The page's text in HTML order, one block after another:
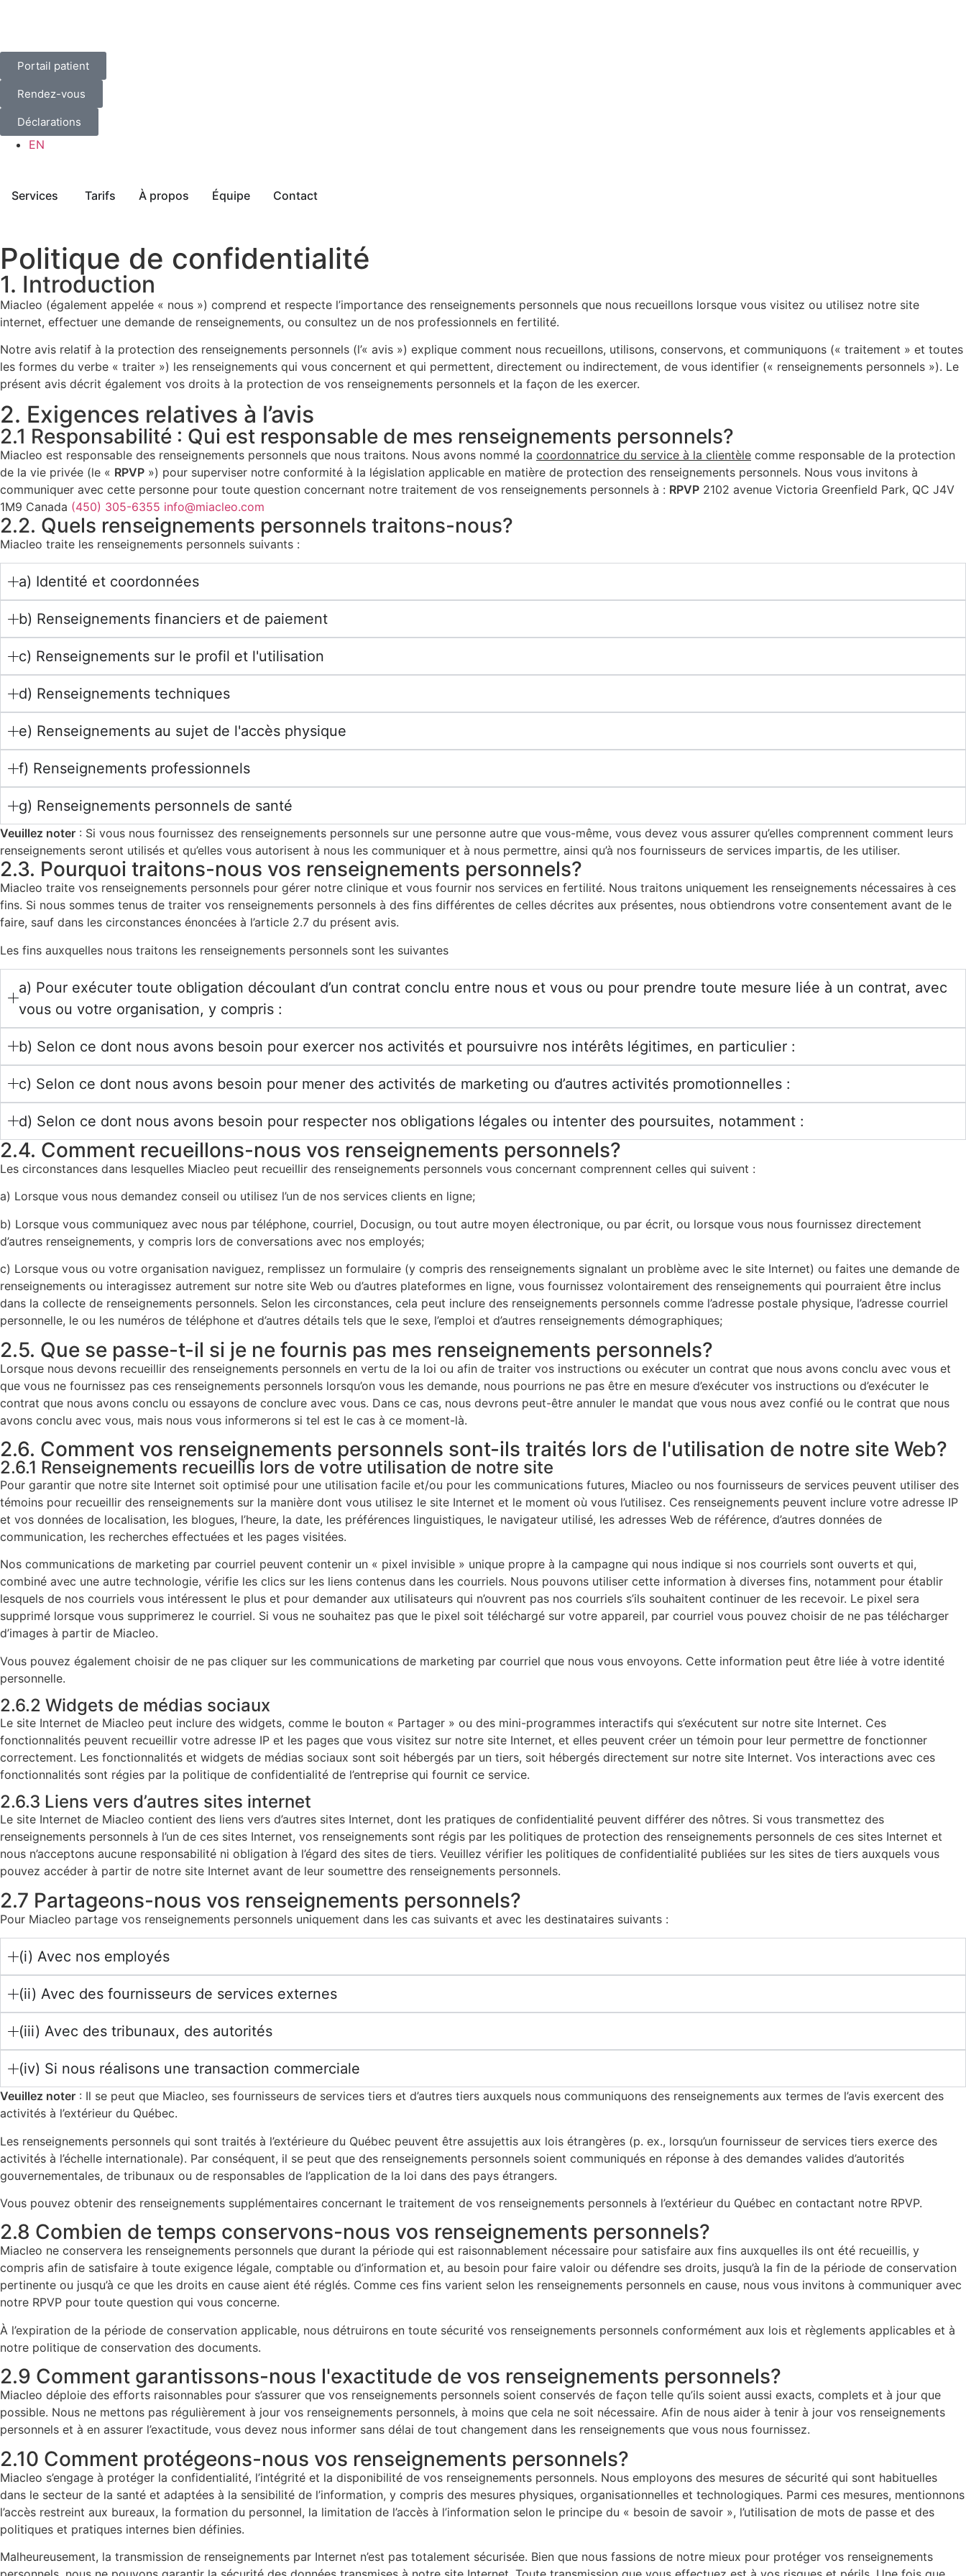
Portail patient
Rendez-vous
Déclarations
EN
Services Tarifs À propos Équipe Contact
Politique de confidentialité
1. Introduction
Miacleo (également appelée « nous ») comprend et respecte l’importance des renseignements personnels que nous recueillons lorsque vous visitez ou utilisez notre site
internet, effectuer une demande de renseignements, ou consultez un de nos professionnels en fertilité.
Notre avis relatif à la protection des renseignements personnels (l’« avis ») explique comment nous recueillons, utilisons, conservons, et communiquons (« traitement » et toutes
les formes du verbe « traiter ») les renseignements qui vous concernent et qui permettent, directement ou indirectement, de vous identifier (« renseignements personnels »). Le
présent avis décrit également vos droits à la protection de vos renseignements personnels et la façon de les exercer.
2. Exigences relatives à l’avis
2.1 Responsabilité : Qui est responsable de mes renseignements personnels?
Miacleo est responsable des renseignements personnels que nous traitons. Nous avons nommé la coordonnatrice du service à la clientèle comme responsable de la protection
de la vie privée (le « RPVP ») pour superviser notre conformité à la législation applicable en matière de protection des renseignements personnels. Nous vous invitons à
communiquer avec cette personne pour toute question concernant notre traitement de vos renseignements personnels à : RPVP 2102 avenue Victoria Greenfield Park, QC J4V
1M9 Canada (450) 305-6355 info@miacleo.com
2.2. Quels renseignements personnels traitons-nous?
Miacleo traite les renseignements personnels suivants :
a) Identité et coordonnées
b) Renseignements financiers et de paiement
c) Renseignements sur le profil et l'utilisation
d) Renseignements techniques
e) Renseignements au sujet de l'accès physique
f) Renseignements professionnels
g) Renseignements personnels de santé
Veuillez noter : Si vous nous fournissez des renseignements personnels sur une personne autre que vous-même, vous devez vous assurer qu’elles comprennent comment leurs
renseignements seront utilisés et qu’elles vous autorisent à nous les communiquer et à nous permettre, ainsi qu’à nos fournisseurs de services impartis, de les utiliser.
2.3. Pourquoi traitons-nous vos renseignements personnels?
Miacleo traite vos renseignements personnels pour gérer notre clinique et vous fournir nos services en fertilité. Nous traitons uniquement les renseignements nécessaires à ces
fins. Si nous sommes tenus de traiter vos renseignements personnels à des fins différentes de celles décrites aux présentes, nous obtiendrons votre consentement avant de le
faire, sauf dans les circonstances énoncées à l’article 2.7 du présent avis.
Les fins auxquelles nous traitons les renseignements personnels sont les suivantes
a) Pour exécuter toute obligation découlant d’un contrat conclu entre nous et vous ou pour prendre toute mesure liée à un contrat, avec
vous ou votre organisation, y compris :
b) Selon ce dont nous avons besoin pour exercer nos activités et poursuivre nos intérêts légitimes, en particulier :
c) Selon ce dont nous avons besoin pour mener des activités de marketing ou d’autres activités promotionnelles :
d) Selon ce dont nous avons besoin pour respecter nos obligations légales ou intenter des poursuites, notamment :
2.4. Comment recueillons-nous vos renseignements personnels?
Les circonstances dans lesquelles Miacleo peut recueillir des renseignements personnels vous concernant comprennent celles qui suivent :
a) Lorsque vous nous demandez conseil ou utilisez l’un de nos services clients en ligne;
b) Lorsque vous communiquez avec nous par téléphone, courriel, Docusign, ou tout autre moyen électronique, ou par écrit, ou lorsque vous nous fournissez directement
d’autres renseignements, y compris lors de conversations avec nos employés;
c) Lorsque vous ou votre organisation naviguez, remplissez un formulaire (y compris des renseignements signalant un problème avec le site Internet) ou faites une demande de
renseignements ou interagissez autrement sur notre site Web ou d’autres plateformes en ligne, vous fournissez volontairement des renseignements qui pourraient être inclus
dans la collecte de renseignements personnels. Selon les circonstances, cela peut inclure des renseignements personnels comme l’adresse postale physique, l’adresse courriel
personnelle, le ou les numéros de téléphone et d’autres détails tels que le sexe, l’emploi et d’autres renseignements démographiques;
2.5. Que se passe-t-il si je ne fournis pas mes renseignements personnels?
Lorsque nous devons recueillir des renseignements personnels en vertu de la loi ou afin de traiter vos instructions ou exécuter un contrat que nous avons conclu avec vous et
que vous ne fournissez pas ces renseignements personnels lorsqu’on vous les demande, nous pourrions ne pas être en mesure d’exécuter vos instructions ou d’exécuter le
contrat que nous avons conclu ou essayons de conclure avec vous. Dans ce cas, nous devrons peut-être annuler le mandat que vous nous avez confié ou le contrat que nous
avons conclu avec vous, mais nous vous informerons si tel est le cas à ce moment-là.
2.6. Comment vos renseignements personnels sont-ils traités lors de l'utilisation de notre site Web?
2.6.1 Renseignements recueillis lors de votre utilisation de notre site
Pour garantir que notre site Internet soit optimisé pour une utilisation facile et/ou pour les communications futures, Miacleo ou nos fournisseurs de services peuvent utiliser des
témoins pour recueillir des renseignements sur la manière dont vous utilisez le site Internet et le moment où vous l’utilisez. Ces renseignements peuvent inclure votre adresse IP
et vos données de localisation, les blogues, l’heure, la date, les préférences linguistiques, le navigateur utilisé, les adresses Web de référence, d’autres données de
communication, les recherches effectuées et les pages visitées.
Nos communications de marketing par courriel peuvent contenir un « pixel invisible » unique propre à la campagne qui nous indique si nos courriels sont ouverts et qui,
combiné avec une autre technologie, vérifie les clics sur les liens contenus dans les courriels. Nous pouvons utiliser cette information à diverses fins, notamment pour établir
lesquels de nos courriels vous intéressent le plus et pour demander aux utilisateurs qui n’ouvrent pas nos courriels s’ils souhaitent continuer de les recevoir. Le pixel sera
supprimé lorsque vous supprimerez le courriel. Si vous ne souhaitez pas que le pixel soit téléchargé sur votre appareil, par courriel vous pouvez choisir de ne pas télécharger
d’images à partir de Miacleo.
Vous pouvez également choisir de ne pas cliquer sur les communications de marketing par courriel que nous vous envoyons. Cette information peut être liée à votre identité
personnelle.
2.6.2 Widgets de médias sociaux
Le site Internet de Miacleo peut inclure des widgets, comme le bouton « Partager » ou des mini-programmes interactifs qui s’exécutent sur notre site Internet. Ces
fonctionnalités peuvent recueillir votre adresse IP et les pages que vous visitez sur notre site Internet, et elles peuvent créer un témoin pour leur permettre de fonctionner
correctement. Les fonctionnalités et widgets de médias sociaux sont soit hébergés par un tiers, soit hébergés directement sur notre site Internet. Vos interactions avec ces
fonctionnalités sont régies par la politique de confidentialité de l’entreprise qui fournit ce service.
2.6.3 Liens vers d’autres sites internet
Le site Internet de Miacleo contient des liens vers d’autres sites Internet, dont les pratiques de confidentialité peuvent différer des nôtres. Si vous transmettez des
renseignements personnels à l’un de ces sites Internet, vos renseignements sont régis par les politiques de protection des renseignements personnels de ces sites Internet et
nous n’acceptons aucune responsabilité ni obligation à l’égard des sites de tiers. Veuillez vérifier les politiques de confidentialité publiées sur les sites de tiers auxquels vous
pouvez accéder à partir de notre site Internet avant de leur soumettre des renseignements personnels.
2.7 Partageons-nous vos renseignements personnels?
Pour Miacleo partage vos renseignements personnels uniquement dans les cas suivants et avec les destinataires suivants :
(i) Avec nos employés
(ii) Avec des fournisseurs de services externes
(iii) Avec des tribunaux, des autorités
(iv) Si nous réalisons une transaction commerciale
Veuillez noter : Il se peut que Miacleo, ses fournisseurs de services tiers et d’autres tiers auxquels nous communiquons des renseignements aux termes de l’avis exercent des
activités à l’extérieur du Québec.
Les renseignements personnels qui sont traités à l’extérieure du Québec peuvent être assujettis aux lois étrangères (p. ex., lorsqu’un fournisseur de services tiers exerce des
activités à l’échelle internationale). Par conséquent, il se peut que des renseignements personnels soient communiqués en réponse à des demandes valides d’autorités
gouvernementales, de tribunaux ou de responsables de l’application de la loi dans des pays étrangers.
Vous pouvez obtenir des renseignements supplémentaires concernant le traitement de vos renseignements personnels à l’extérieur du Québec en contactant notre RPVP.
2.8 Combien de temps conservons-nous vos renseignements personnels?
Miacleo ne conservera les renseignements personnels que durant la période qui est raisonnablement nécessaire pour satisfaire aux fins auxquelles ils ont été recueillis, y
compris afin de satisfaire à toute exigence légale, comptable ou d’information et, au besoin pour faire valoir ou défendre ses droits, jusqu’à la fin de la période de conservation
pertinente ou jusqu’à ce que les droits en cause aient été réglés. Comme ces fins varient selon les renseignements personnels en cause, nous vous invitons à communiquer avec
notre RPVP pour toute question qui vous concerne.
À l’expiration de la période de conservation applicable, nous détruirons en toute sécurité vos renseignements personnels conformément aux lois et règlements applicables et à
notre politique de conservation des documents.
2.9 Comment garantissons-nous l'exactitude de vos renseignements personnels?
Miacleo déploie des efforts raisonnables pour s’assurer que vos renseignements personnels soient conservés de façon telle qu’ils soient aussi exacts, complets et à jour que
possible. Nous ne mettons pas régulièrement à jour vos renseignements personnels, à moins que cela ne soit nécessaire. Afin de nous aider à tenir à jour vos renseignements
personnels et à en assurer l’exactitude, vous devez nous informer sans délai de tout changement dans les renseignements que vous nous fournissez.
2.10 Comment protégeons-nous vos renseignements personnels?
Miacleo s’engage à protéger la confidentialité, l’intégrité et la disponibilité de vos renseignements personnels. Nous employons des mesures de sécurité qui sont habituelles
dans le secteur de la santé et adaptées à la sensibilité de l’information, y compris des mesures physiques, organisationnelles et technologiques. Parmi ces mesures, mentionnons
l’accès restreint aux bureaux, la formation du personnel, la limitation de l’accès à l’information selon le principe du « besoin de savoir », l’utilisation de mots de passe et des
politiques et pratiques internes bien définies.
Malheureusement, la transmission de renseignements par Internet n’est pas totalement sécurisée. Bien que nous fassions de notre mieux pour protéger vos renseignements